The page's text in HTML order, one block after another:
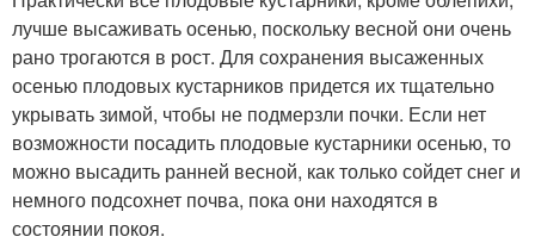
лучше высаживать осенью, поскольку весной они очень
рано трогаются в рост. Для сохранения высаженных
осенью плодовых кустарников придется их тщательно
укрывать зимой, чтобы не подмерзли почки. Если нет
возможности посадить плодовые кустарники осенью, то
можно высадить ранней весной, как только сойдет снег и
немного подсохнет почва, пока они находятся в
состоянии покоя.